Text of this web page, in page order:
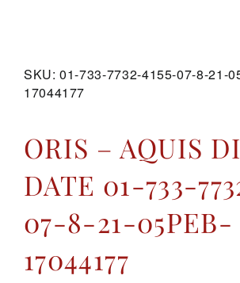
SKU:01-733-7732-4155-07-8-21-
17044177
ORIS – AQUIS
DATE 01-733-
07-8-21-05PEB-
17044177